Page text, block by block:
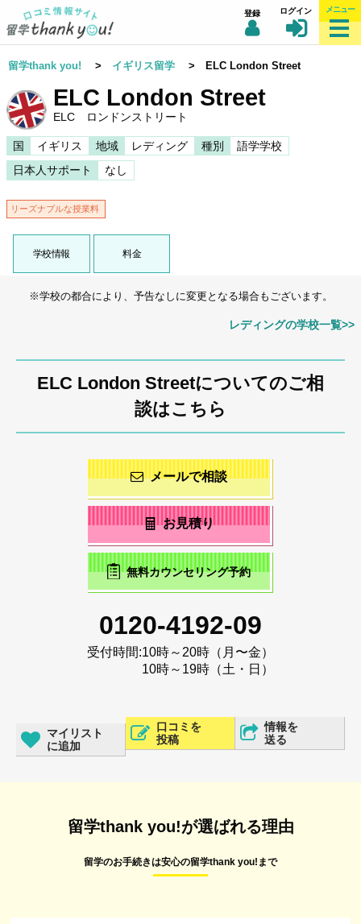
登録 ログイン メニュー
留学thank you! > イギリス留学 > ELC London Street
ELC London Street
ELC ロンドンストリート
国 イギリス 地域 レディング 種別
語学学校
日本人サポート
なし
リーズナブルな授業料
学校情報 料金
※学校の都合により、予告なしに変更となる場合もございます。
レディングの学校一覧>>
ELC London Streetについてのご相
談はこちら
メールで相談
お見積り
無料カウンセリング予約
0120-4192-09
受付時間:10時～20時（月〜金）
10時～19時（土・日）
マイリスト
に追加
口コミを
投稿
情報を
送る
留学thank you!が選ばれる理由
留学のお手続きは安心の留学thank you!まで